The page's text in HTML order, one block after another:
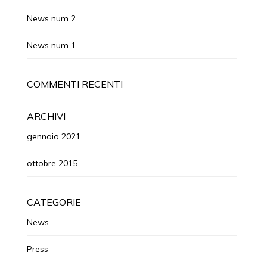
News num 2
News num 1
COMMENTI RECENTI
ARCHIVI
gennaio 2021
ottobre 2015
CATEGORIE
News
Press